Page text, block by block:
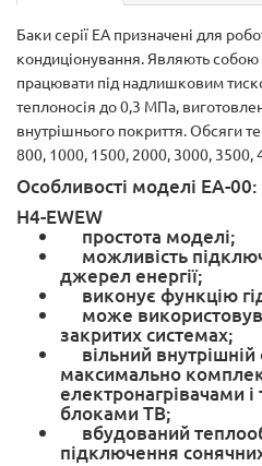
Баки серії ЕА призначені для
кондиціонування. Являють собою
працювати під надлишковим
теплоносія до 0,3 МПа,
внутрішнього покриття. Обсяги
800, 1000, 1500, 2000, 3000, 3500,
Особливості моделі ЕА-00:
H4-EWEW
простота моделі;
можливість
джерел енергії;
виконує функцію
може
закритих системах;
вільний
максимально
електронагрівачами
блоками TB;
вбудований
підключення